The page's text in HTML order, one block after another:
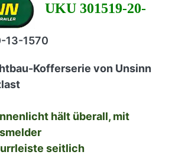
UKU 301519-20-
13-1570
Kofferserie von Unsinn
hält überall, mit
seitlich